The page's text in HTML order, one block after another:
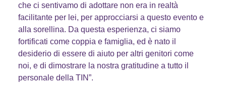
che ci sentivamo di adottare non era in realtà
facilitante per lei, per approcciarsi a questo evento e
alla sorellina. Da questa esperienza, ci siamo
fortificati come coppia e famiglia, ed è nato il
desiderio di essere di aiuto per altri genitori come
noi, e di dimostrare la nostra gratitudine a tutto il
personale della TIN”.